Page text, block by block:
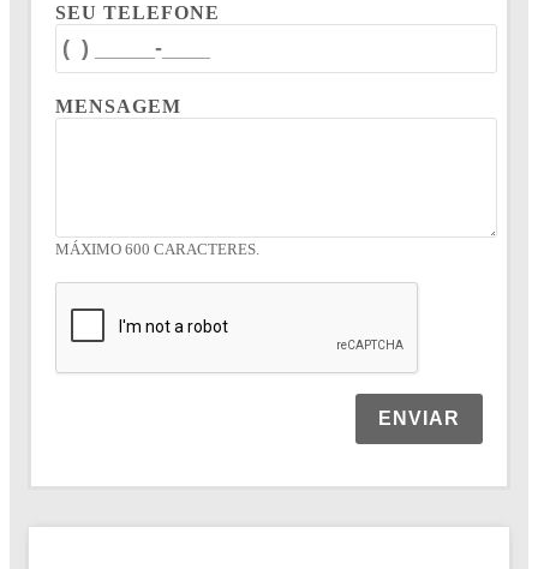
SEU TELEFONE
MENSAGEM
MÁXIMO 600 CARACTERES.
ENVIAR